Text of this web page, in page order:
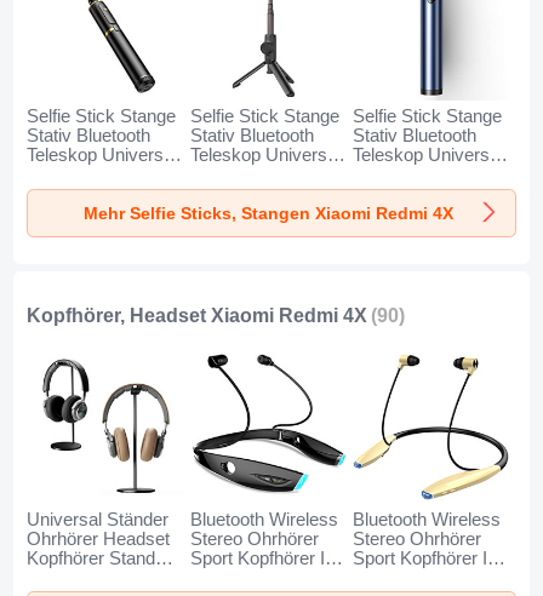
Selfie Stick Stange
Stativ Bluetooth
Teleskop Universal
Redmi 4X Gold und
Schwarz
Selfie Stick Stange
Stativ Bluetooth
Teleskop Universal
Redmi 4X Schwarz
Selfie Stick Stange
Stativ Bluetooth
Teleskop Universal
Redmi 4X Blau
Mehr Selfie Sticks, Stangen Xiaomi Redmi 4X
Kopfhörer, Headset Xiaomi Redmi 4X (90)
Universal Ständer
Ohrhörer Headset
Kopfhörer Stand
Bluetooth Wireless
Stereo Ohrhörer
Sport Kopfhörer In
Bluetooth Wireless
Stereo Ohrhörer
Sport Kopfhörer In